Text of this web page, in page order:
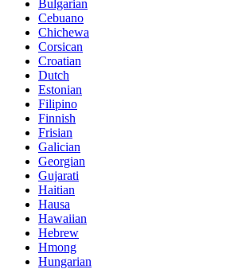
Bulgarian
Cebuano
Chichewa
Corsican
Croatian
Dutch
Estonian
Filipino
Finnish
Frisian
Galician
Georgian
Gujarati
Haitian
Hausa
Hawaiian
Hebrew
Hmong
Hungarian